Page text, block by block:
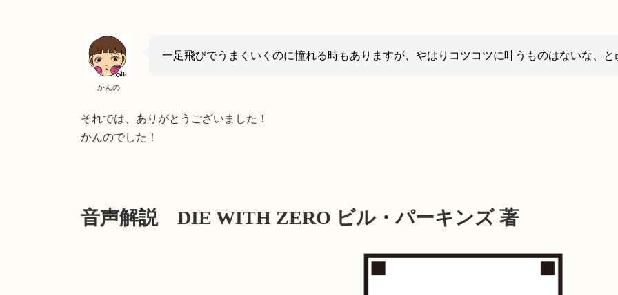
かんの
一足飛びでうまくいくのに憧れる時もありますが、やはりコツコツに叶うものはないな、と
それでは、ありがとうございました！
かんのでした！
音声解説 DIE WITH ZERO ビル・パーキンズ 著